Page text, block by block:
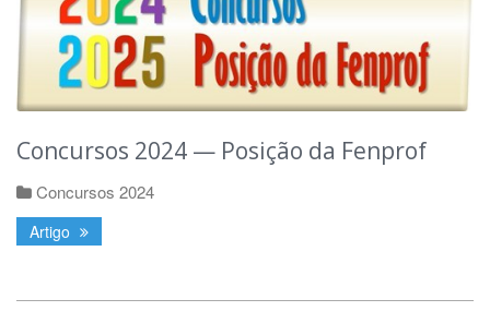
Concursos 2024 — Posição da Fenprof
Concursos 2024
Artigo